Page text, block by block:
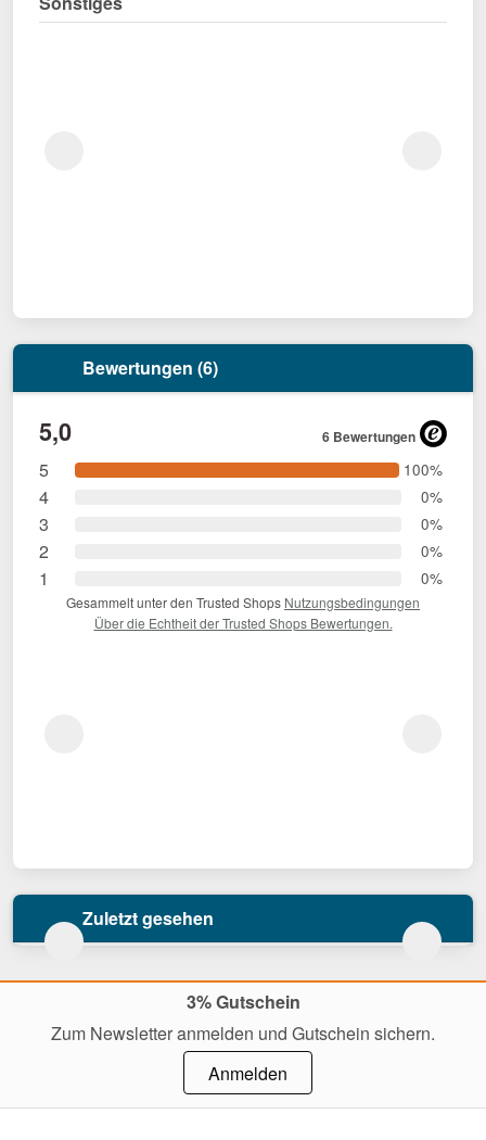
Bewertungen (6)
5,0 6 Bewertungen
5 100%
4 0%
3 0%
2 0%
1 0%
Gesammelt unter den Trusted Shops Nutzungsbedingungen
Über die Echtheit der Trusted Shops Bewertungen.
Zuletzt gesehen
3% Gutschein
Zum Newsletter anmelden und Gutschein sichern.
Anmelden